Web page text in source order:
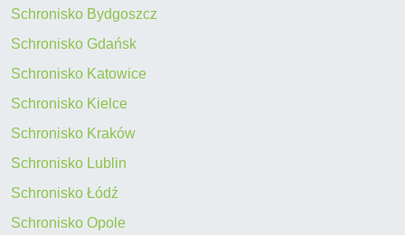
Schronisko Bydgoszcz
Schronisko Gdańsk
Schronisko Katowice
Schronisko Kielce
Schronisko Kraków
Schronisko Lublin
Schronisko Łódź
Schronisko Opole